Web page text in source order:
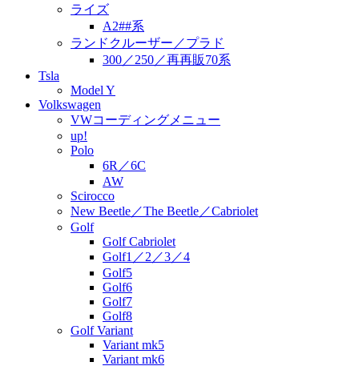
ライズ
A2##系
ランドクルーザー／プラド
300／250／再再販70系
Tsla
Model Y
Volkswagen
VWコーディングメニュー
up!
Polo
6R／6C
AW
Scirocco
New Beetle／The Beetle／Cabriolet
Golf
Golf Cabriolet
Golf1／2／3／4
Golf5
Golf6
Golf7
Golf8
Golf Variant
Variant mk5
Variant mk6